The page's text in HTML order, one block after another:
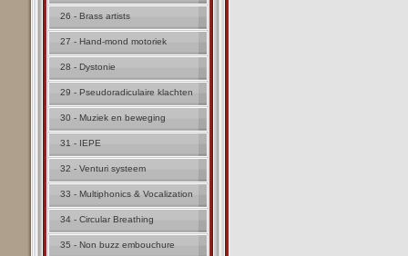
26 - Brass artists
27 - Hand-mond motoriek
28 - Dystonie
29 - Pseudoradiculaire klachten
30 - Muziek en beweging
31 - IEPE
32 - Venturi systeem
33 - Multiphonics & Vocalization
34 - Circular Breathing
35 - Non buzz embouchure